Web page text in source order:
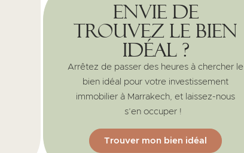
Envie de
trouvez le bien
idéal ?
Arrêtez de passer des heures à chercher le
bien idéal pour votre investissement
immobilier à Marrakech, et laissez-nous
s’en occuper !
Trouver mon bien idéal